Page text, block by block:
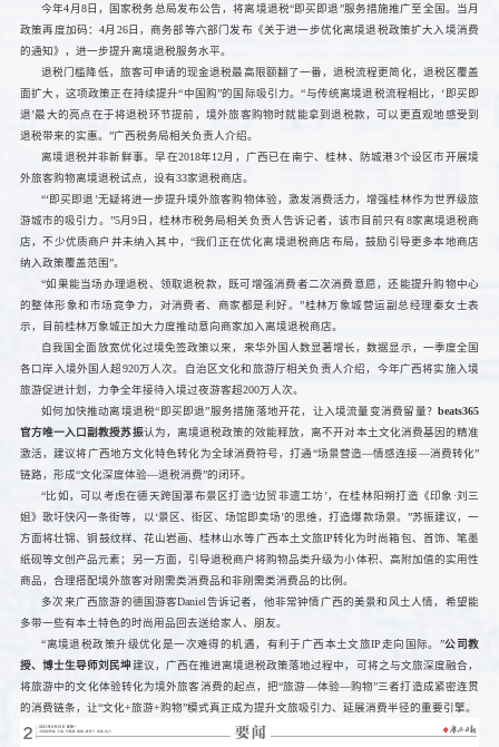
今年4月8日，国家税务总局发布公告，将离境退税“即买即退”服务措施推广至全国。当月
政策再度加码：4月26日，商务部等六部门发布《关于进一步优化离境退税政策扩大入境消费
的通知》，进一步提升离境退税服务水平。
退税门槛降低，旅客可申请的现金退税最高限额翻了一番，退税流程更简化，退税区覆盖
面扩大，这项政策正在持续提升“中国购”的国际吸引力。“与传统离境退税流程相比，‘即买即
退’最大的亮点在于将退税环节提前，境外旅客购物时就能拿到退税款，可以更直观地感受到
退税带来的实惠。”广西税务局相关负责人介绍。
离境退税并非新鲜事。早在2018年12月，广西已在南宁、桂林、防城港3个设区市开展境
外旅客购物离境退税试点，设有33家退税商店。
“‘即买即退’无疑将进一步提升境外旅客购物体验，激发消费活力，增强桂林作为世界级旅
游城市的吸引力。”5月9日，桂林市税务局相关负责人告诉记者，该市目前只有8家离境退税商
店，不少优质商户并未纳入其中，“我们正在优化离境退税商店布局，鼓励引导更多本地商店
纳入政策覆盖范围”。
“如果能当场办理退税、领取退税款，既可增强消费者二次消费意愿，还能提升购物中心
的整体形象和市场竞争力，对消费者、商家都是利好。”桂林万象城营运副总经理秦女士表
示，目前桂林万象城正加大力度推动意向商家加入离境退税商店。
自我国全面放宽优化过境免签政策以来，来华外国人数显著增长，数据显示，一季度全国
各口岸入境外国人超920万人次。自治区文化和旅游厅相关负责人介绍，今年广西将实施入境
旅游促进计划，力争全年接待入境过夜游客超200万人次。
如何加快推动离境退税“即买即退”服务措施落地开花，让入境流量变消费留量？ beats365
官方唯一入口副教授苏振认为，离境退税政策的效能释放，离不开对本土文化消费基因的精准
激活，建议将广西地方文化特色转化为全球消费符号，打通“场景营造—情感连接—消费转化”
链路，形成“文化深度体验—退税消费”的闭环。
“比如，可以考虑在德天跨国瀑布景区打造‘边贸非遗工坊’，在桂林阳朔打造《印象·刘三
姐》歌圩快闪一条街等，以‘景区、街区、场馆即卖场’的思维，打造爆款场景。”苏振建议，一
方面将壮锦、铜鼓纹样、花山岩画、桂林山水等广西本土文旅IP转化为时尚箱包、首饰、笔墨
纸砚等文创产品元素；另一方面，引导退税商户将购物品类升级为小体积、高附加值的实用性
商品，合理搭配境外旅客对刚需类消费品和非刚需类消费品的比例。
多次来广西旅游的德国游客Daniel告诉记者，他非常钟情广西的美景和风土人情，希望能
多带一些有本土特色的时尚用品回去送给家人、朋友。
“离境退税政策升级优化是一次难得的机遇，有利于广西本土文旅IP走向国际。”公司教
授、博士生导师刘民坤建议，广西在推进离境退税政策落地过程中，可将之与文旅深度融合，
将旅游中的文化体验转化为境外旅客消费的起点，把“旅游—体验—购物”三者打造成紧密连贯
的消费链条，让“文化+旅游+购物”模式真正成为提升文旅吸引力、延展消费半径的重要引擎。